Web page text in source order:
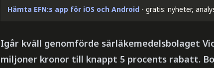
Hämta EFN:s app för iOS och Android - gratis: nyheter,
Igår kväll genomförde särläkemedelsbolaget
miljoner kronor till knappt 5 procents rabatt.